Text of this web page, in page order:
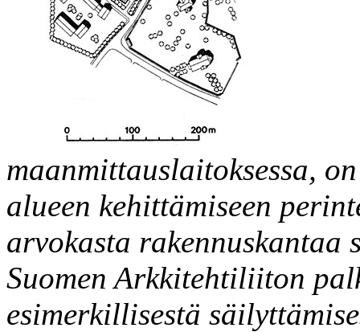
maanmittauslaitoksessa,
alueen kehittämiseen
arvokasta rakennuskantaa
Suomen Arkkitehtiliiton
esimerkillisestä